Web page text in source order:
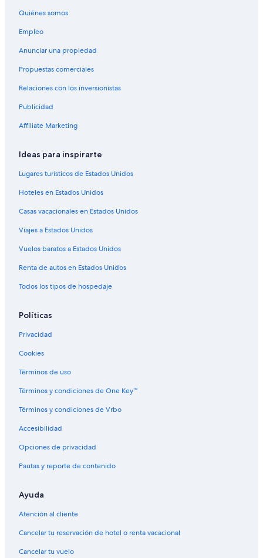
Casas rurales en Condado de Tulare
Hoteles baratos en Condado de Tulare
Hoteles en Tulare
Hoteles cerca de Centro de convenciones Visalia
Hoteles de lujo en Farmersville
Hoteles cerca de Ayuntamiento de Visalia
Cabañas en Exeter
Hoteles históricos en Exeter
Hoteles en Exeter
Hoteles baratos en Valle Central
Quiénes somos
Empleo
Anunciar una propiedad
Propuestas comerciales
Relaciones con los inversionistas
Publicidad
Affiliate Marketing
Ideas para inspirarte
Lugares turísticos de Estados Unidos
Hoteles en Estados Unidos
Casas vacacionales en Estados Unidos
Viajes a Estados Unidos
Vuelos baratos a Estados Unidos
Renta de autos en Estados Unidos
Todos los tipos de hospedaje
Políticas
Privacidad
Cookies
Términos de uso
Términos y condiciones de One Key™
Términos y condiciones de Vrbo
Accesibilidad
Opciones de privacidad
Pautas y reporte de contenido
Ayuda
Atención al cliente
Cancelar tu reservación de hotel o renta vacacional
Cancelar tu vuelo